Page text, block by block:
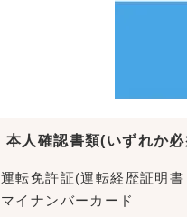
本人確認書類(いずれか
運転免許証(運転経歴証明書
マイナンバーカード